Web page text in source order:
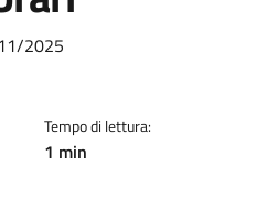
2025
Tempo di lettura:
1 min